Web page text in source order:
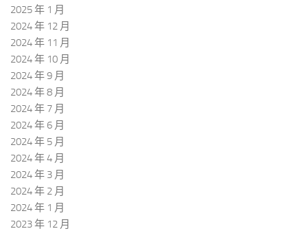
2025 年 1 月
2024 年 12 月
2024 年 11 月
2024 年 10 月
2024 年 9 月
2024 年 8 月
2024 年 7 月
2024 年 6 月
2024 年 5 月
2024 年 4 月
2024 年 3 月
2024 年 2 月
2024 年 1 月
2023 年 12 月